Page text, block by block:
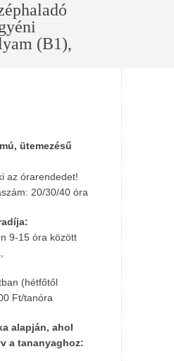
(B1),
ütemezésű
az órarendedet!
20/30/40 óra
9-15 óra között
(hétfőtől
Ft/tanóra
alapján, ahol
a tananyaghoz: